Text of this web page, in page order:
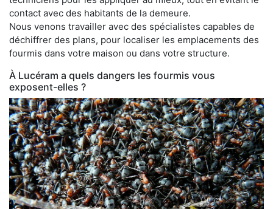
contact avec des habitants de la demeure.
Nous venons travailler avec des spécialistes capables de
déchiffrer des plans, pour localiser les emplacements des
fourmis dans votre maison ou dans votre structure.
À Lucéram a quels dangers les fourmis vous
exposent-elles ?